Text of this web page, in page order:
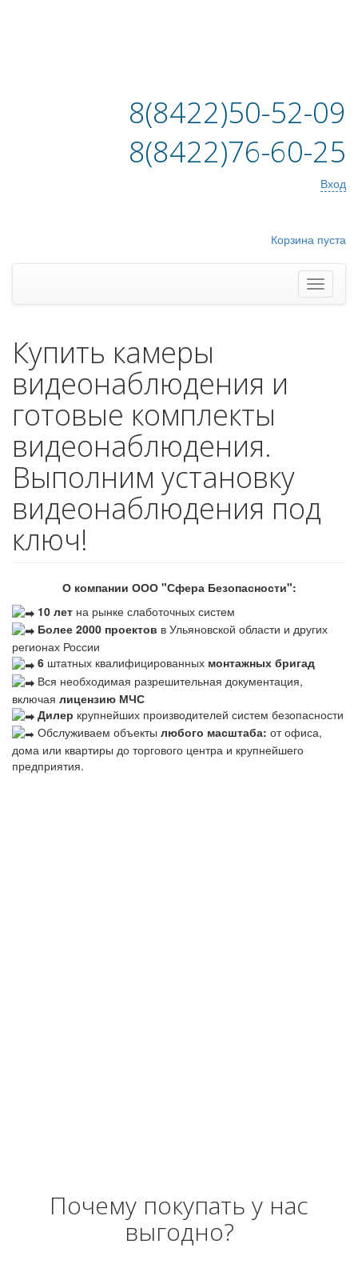
8(8422)50-52-09
8(8422)76-60-25
Вход
Корзина пуста
Купить камеры
видеонаблюдения и
готовые комплекты
видеонаблюдения.
Выполним установку
видеонаблюдения под
ключ!
О компании ООО "Сфера Безопасности":
10 лет на рынке слаботочных систем
Более 2000 проектов в Ульяновской области и других
регионах России
6 штатных квалифицированных монтажных бригад
Вся необходимая разрешительная документация,
включая лицензию МЧС
Дилер крупнейших производителей систем безопасности
Обслуживаем объекты любого масштаба: от офиса,
дома или квартиры до торгового центра и крупнейшего
предприятия.
Почему покупать у нас
выгодно?